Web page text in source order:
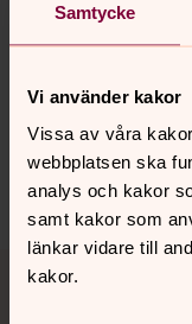
Samtycke
Vi använder kakor
Vissa av våra
webbplatsen ska
analys och kakor
samt kakor som
länkar vidare till
kakor.
Senast ändrad 3 juli
innehåll?
Dela
Tillbaka till toppen
Tillbaka till